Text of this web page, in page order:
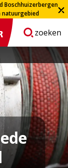
Boschhuizerbergen
zoeken